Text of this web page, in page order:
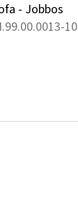
- Jobbos
10